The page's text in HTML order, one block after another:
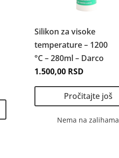
Silikon za visoke
temperature – 1200
°C – 280ml – Darco
1.500,00 RSD
Pročitajte još
Nema na zalihama